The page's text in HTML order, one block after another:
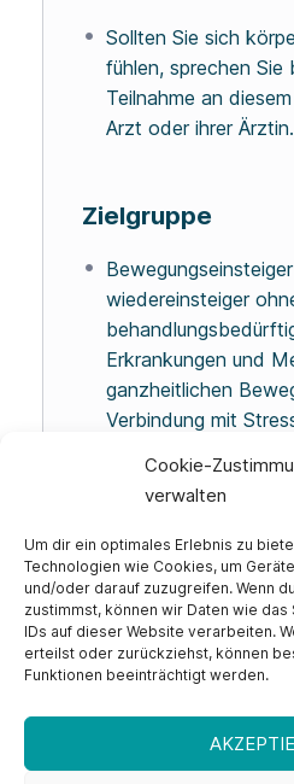
Cookie-
verwalten
Um dir ein optimales Erlebnis zu
Technologien wie Cookies, um
und/oder darauf zuzugreifen. Wenn
zustimmst, können wir Daten wie
IDs auf dieser Website verarbeiten.
erteilst oder zurückziehst, können
Funktionen beeinträchtigt werden.
Sollten Sie sich
fühlen, sprechen
Teilnahme an
Arzt oder ihrer Ärztin.
Zielgruppe
wiedereinsteiger
Erkrankungen und
ganzheitlichen
Verbindung mit
Cookie-